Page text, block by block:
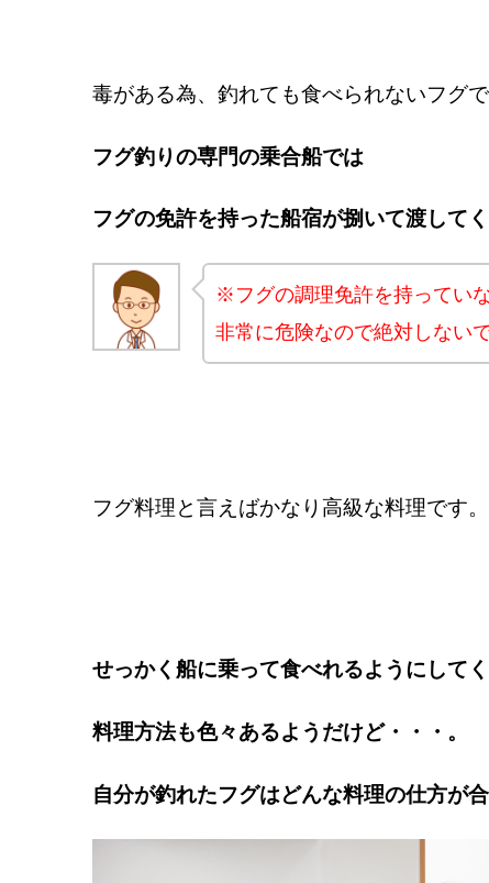
毒がある為、釣れても食べられないフグ
フグ釣りの専門の乗合船では
フグの免許を持った船宿が捌いて渡して
※フグの調理免許を持ってい
非常に危険なので絶対しない
フグ料理と言えばかなり高級な料理です。
せっかく船に乗って食べれるようにしてく
料理方法も色々あるようだけど・・・。
自分が釣れたフグはどんな料理の仕方が